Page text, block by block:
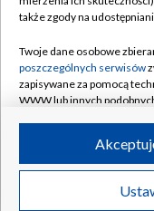
Naziemna
Rada Programowa
System NOS
Informacje o
Program dla prasy
©2026
także zgody na
Twoje dane osobowe
poszczególnych serwisów
zapisywane za pomocą
WWW lub innych
ruchu w Internecie.
Twoje dane osobowe
poszczególnych serwisów